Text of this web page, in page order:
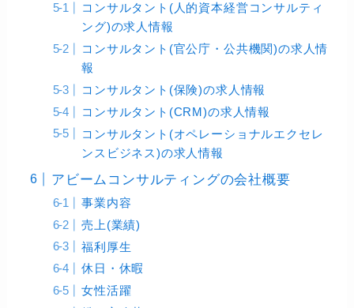
コンサルタント(人的資本経営コンサルティ
ング)の求人情報
コンサルタント(官公庁・公共機関)の求人情
報
コンサルタント(保険)の求人情報
コンサルタント(CRM)の求人情報
コンサルタント(オペレーショナルエクセレ
ンスビジネス)の求人情報
アビームコンサルティングの会社概要
事業内容
売上(業績)
福利厚生
休日・休暇
女性活躍